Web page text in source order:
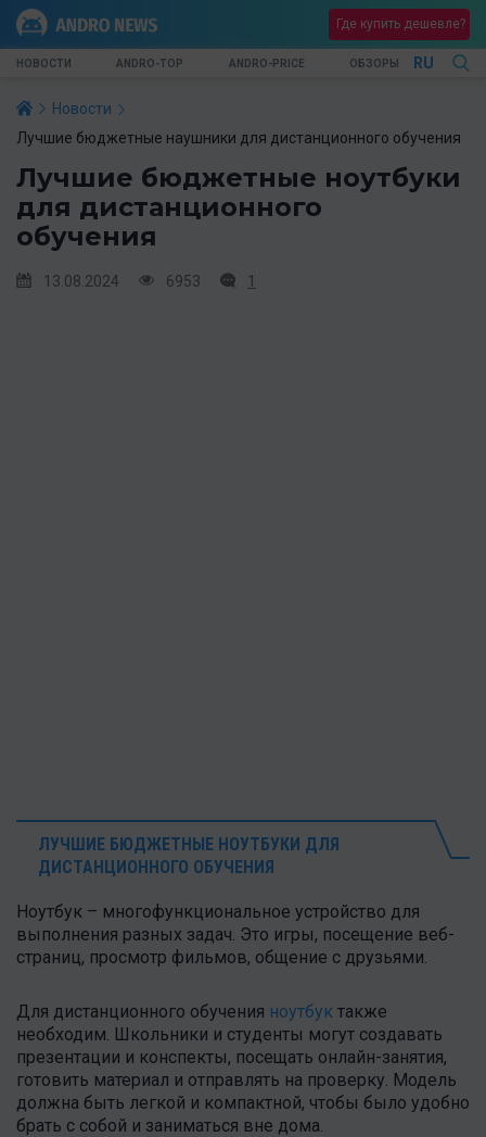
Где купить дешевле?
НОВОСТИ ANDRO-TOP ANDRO-PRICE ОБЗОРЫ RU
Новости
Лучшие бюджетные наушники для дистанционного обучения
Лучшие бюджетные ноутбуки
для дистанционного
обучения
13.08.2024 6953 1
ЛУЧШИЕ БЮДЖЕТНЫЕ НОУТБУКИ ДЛЯ
ДИСТАНЦИОННОГО ОБУЧЕНИЯ
Ноутбук – многофункциональное устройство для
выполнения разных задач. Это игры, посещение веб-
страниц, просмотр фильмов, общение с друзьями.
Для дистанционного обучения ноутбук также
необходим. Школьники и студенты могут создавать
презентации и конспекты, посещать онлайн-занятия,
готовить материал и отправлять на проверку. Модель
должна быть легкой и компактной, чтобы было удобно
брать с собой и заниматься вне дома.